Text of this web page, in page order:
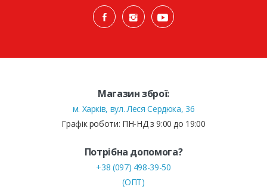
Магазин зброї:
м. Харків, вул. Леся Сердюка, 36
Графік роботи: ПН-НД з 9:00 до 19:00
Потрібна допомога?
+38 (097) 498-39-50
(ОПТ)